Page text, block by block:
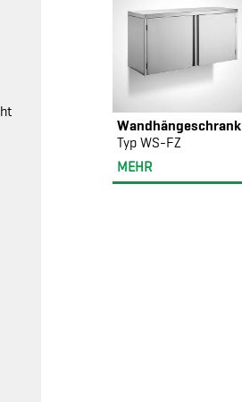
Wandhängeschrank
Typ WS-FZ
MEHR